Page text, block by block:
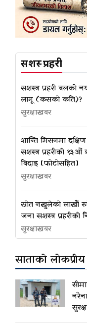
सशस्त्र प्रहरी
सशस्त्र प्रहरी बलको
लागू (कसको कति)?
सुरक्षाखबर
शान्ति मिसनमा
सशस्त्र प्रहरीको
बिदाइ [फोटोसहित]
सुरक्षाखबर
स्रोत नखुलेको लाखौं
जना सशस्त्र प्रहरीको
सुरक्षाखबर
साताको लोकप्रीय